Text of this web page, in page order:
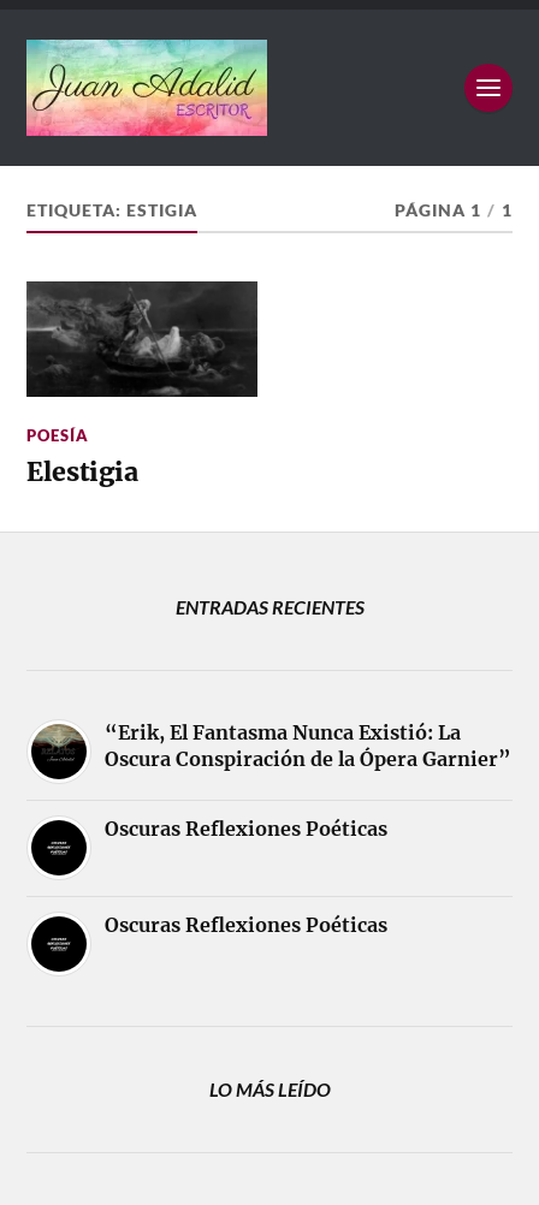
ETIQUETA:ESTIGIA PÁGINA 1 / 1
POESÍA
Elestigia
ENTRADAS RECIENTES
“Erik, El Fantasma Nunca Existió: La
Oscura Conspiración de la Ópera Garnier”
Oscuras Reflexiones Poéticas
Oscuras Reflexiones Poéticas
LO MÁS LEÍDO